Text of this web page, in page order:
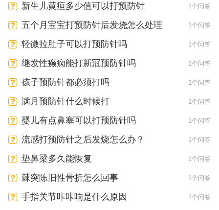
新生儿黄疸多少值可以打预防针 1个问答
五个月宝宝打预防针后发烧怎么处理 1个问答
轻微拉肚子可以打预防针吗 1个问答
继发性癫痫能打新冠预防针吗 1个问答
孩子预防针都必须打吗 1个问答
满月预防针什么时候打 1个问答
婴儿有点鼻塞可以打预防针吗 1个问答
流感打预防针之后发烧怎么办？ 1个问答
垫鼻梁多久能恢复 1个问答
棘突陈旧性骨折怎么回事 1个问答
手指关节咔咔响是什么原因 1个问答